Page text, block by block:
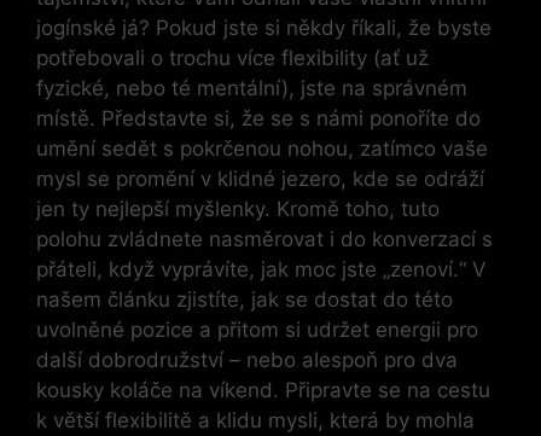
jogínské já? Pokud jste si někdy říkali, že byste
potřebovali o trochu více flexibility (ať už
fyzické, nebo té mentální), jste na správném
místě. Představte si, že se s námi ponoříte do
umění sedět s pokrčenou nohou, zatímco vaše
mysl se promění v klidné jezero, kde se odráží
jen ty nejlepší myšlenky. Kromě toho, tuto
polohu zvládnete nasměrovat i do konverzací s
přáteli, když vyprávíte, jak moc jste „zenoví.“ V
našem článku zjistíte, jak se dostat do této
uvolněné pozice a přitom si udržet energii pro
další dobrodružství – nebo alespoň pro dva
kousky koláče na víkend. Připravte se na cestu
k větší flexibilitě a klidu mysli, která by mohla